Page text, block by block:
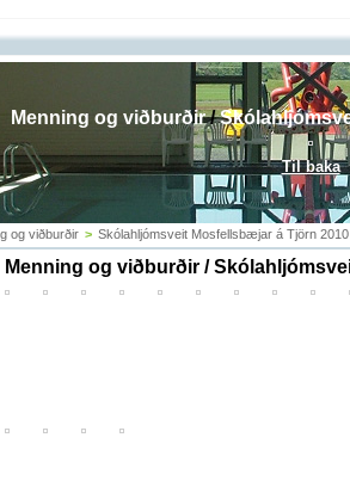
og viðburðir > Skólahljómsveit Mosfellsbæjar á Tjörn 2010
Menning og viðburðir /
Menning og viðburðir/
Til baka